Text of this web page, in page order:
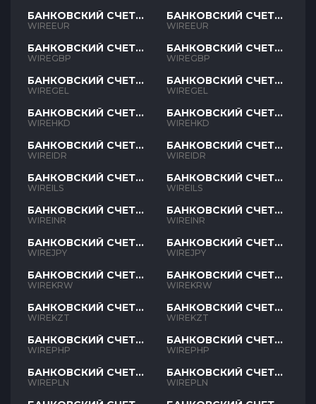
БАНКОВСКИЙ СЧЕТ
EUR
WIREEUR
БАНКОВСКИЙ СЧЕТ
GBP
WIREGBP
БАНКОВСКИЙ СЧЕТ
GEL
WIREGEL
БАНКОВСКИЙ СЧЕТ
HKD
WIREHKD
БАНКОВСКИЙ СЧЕТ
IDR
WIREIDR
БАНКОВСКИЙ СЧЕТ
ILS
WIREILS
БАНКОВСКИЙ СЧЕТ
INR
WIREINR
БАНКОВСКИЙ СЧЕТ
JPY
WIREJPY
БАНКОВСКИЙ СЧЕТ
KRW
WIREKRW
БАНКОВСКИЙ СЧЕТ
KZT
WIREKZT
БАНКОВСКИЙ СЧЕТ
PHP
WIREPHP
БАНКОВСКИЙ СЧЕТ
PLN
WIREPLN
БАНКОВСКИЙ СЧЕТ
EUR
WIREEUR
БАНКОВСКИЙ СЧЕТ
GBP
WIREGBP
БАНКОВСКИЙ СЧЕТ
GEL
WIREGEL
БАНКОВСКИЙ СЧЕТ
HKD
WIREHKD
БАНКОВСКИЙ СЧЕТ
IDR
WIREIDR
БАНКОВСКИЙ СЧЕТ
ILS
WIREILS
БАНКОВСКИЙ СЧЕТ
INR
WIREINR
БАНКОВСКИЙ СЧЕТ
JPY
WIREJPY
БАНКОВСКИЙ СЧЕТ
KRW
WIREKRW
БАНКОВСКИЙ СЧЕТ
KZT
WIREKZT
БАНКОВСКИЙ СЧЕТ
PHP
WIREPHP
БАНКОВСКИЙ СЧЕТ
PLN
WIREPLN